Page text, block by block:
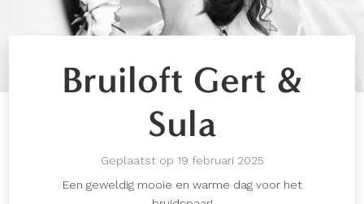
Bruiloft Gert &
Sula
Geplaatst op 19 februari 2025
Een geweldig mooie en warme dag voor het